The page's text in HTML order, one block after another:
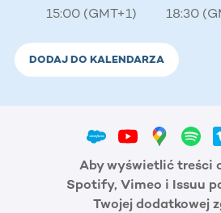
15:00 (GMT+1) 18:30
DODAJ DO KALENDARZA
Aby wyświetlić treści
Spotify, Vimeo i Issuu
Twojej dodatkowej